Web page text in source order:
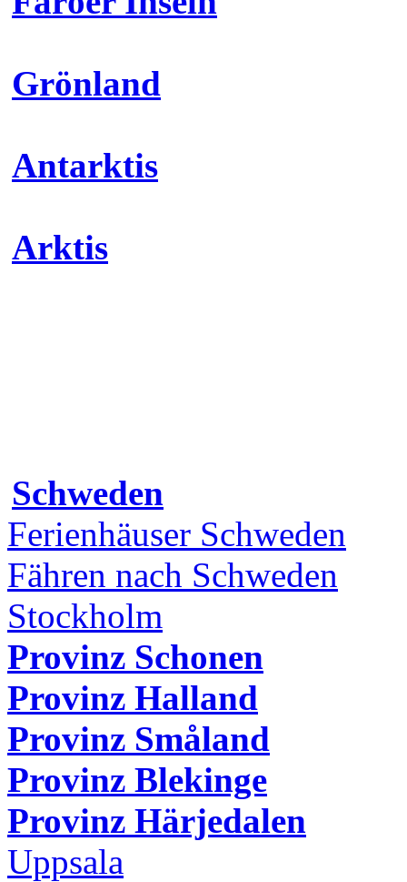
Grönland
Antarktis
Arktis
Schweden
Ferienhäuser Schweden
Fähren nach Schweden
Stockholm
Provinz Schonen
Provinz Halland
Provinz Småland
Provinz Blekinge
Provinz Härjedalen
Uppsala